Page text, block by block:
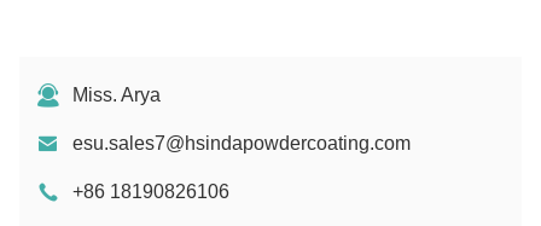
Miss. Arya
esu.sales7@hsindapowdercoating.com
+86 18190826106